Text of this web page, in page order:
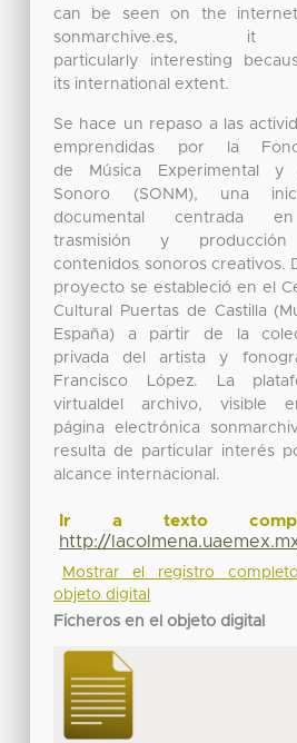
can be seen on the
sonmarchive.es,
particularly interesting
its international extent.
Se hace un repaso a las
emprendidas por la
de Música Experimental y
Sonoro (SONM), una
documental centrada
trasmisión y
contenidos sonoros creativos.
proyecto se estableció en el
Cultural Puertas de Castilla
España) a partir de la
privada del artista y
Francisco López. La
virtualdel archivo, visible
página electrónica
resulta de particular interés
alcance internacional.
Ir a texto
http://
Mostrar el registro
objeto digital
Ficheros en el objeto digital